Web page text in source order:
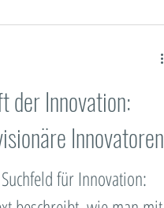
Digitalisierung
der Innovation:
Innovatoren
für Innovation: